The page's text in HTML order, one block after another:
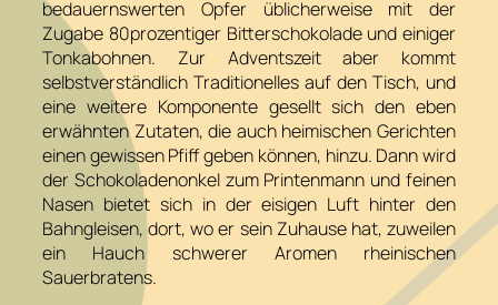
bedauernswerten Opfer üblicherweise mit der
Zugabe 80prozentiger Bitterschokolade und einiger
Tonkabohnen. Zur Adventszeit aber kommt
selbstverständlich Traditionelles auf den Tisch, und
eine weitere Komponente gesellt sich den eben
erwähnten Zutaten, die auch heimischen Gerichten
einen gewissen Pfiff geben können, hinzu. Dann wird
der Schokoladenonkel zum Printenmann und feinen
Nasen bietet sich in der eisigen Luft hinter den
Bahngleisen, dort, wo er sein Zuhause hat, zuweilen
ein Hauch schwerer Aromen rheinischen
Sauerbratens.